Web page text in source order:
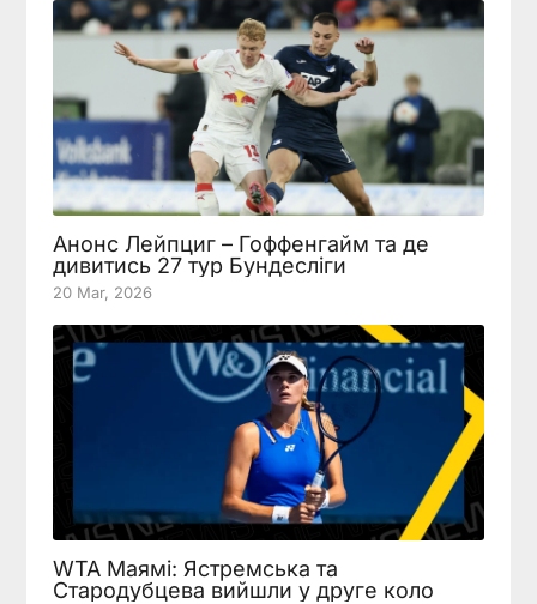
Анонс Лейпциг – Гоффенгайм та де
дивитись 27 тур Бундесліги
20 Mar, 2026
WTA Маямі: Ястремська та
Стародубцева вийшли у друге коло